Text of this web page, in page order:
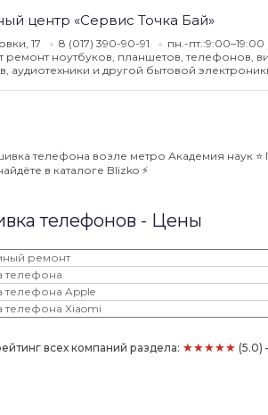
центр «Сервис Точка Бай»
17 8 (017) 390-90-91 пн.-пт.:9:00–19:00
ремонт ноутбуков, планшетов, телефонов,
аудиотехники и другой бытовой
телефона возле метро Академия наук
в каталоге Blizko ⚡️
телефонов - Цены
ремонт
телефона
телефона Apple
Xiaomi
всех компаний раздела: ★★★★★ (5.0)